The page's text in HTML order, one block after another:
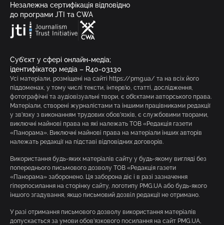
Незалежна сертифікація відповідно
до програми JTI та CWA
Суб’єкт у сфері онлайн-медіа;
ідентифікатор медіа – R40-03130
Усі матеріали, розміщені на сайті https://pmg.ua/ та на всіх його
піддоменах, у тому числі тексти, інтерв’ю, статті, дослідження,
фотографічні та аудіовізуальні твори, є об’єктами авторського права.
Матеріали, створені журналістами та іншими працівниками редакції
у зв’язку з виконанням трудових обов’язків, є службовими творами,
виключні майнові права на які належать ТОВ «Редакція газети
«Панорама». Виключні майнові права на матеріали інших авторів
належать редакції на підставі відповідних договорів.
Використання будь-яких матеріалів сайту у будь-якому вигляді без
попереднього письмового дозволу ТОВ «Редакція газети
«Панорама» заборонено. Ця заборона діє і в разі зазначення
гіперпосилання на сторінку сайту, логотипу PMG.UA або будь-якого
іншого згадування, якщо письмовий дозвіл редакції не отримано.
У разі отримання письмового дозволу використання матеріалів
допускається за умови обов’язкового посилання на сайт PMG.UA,